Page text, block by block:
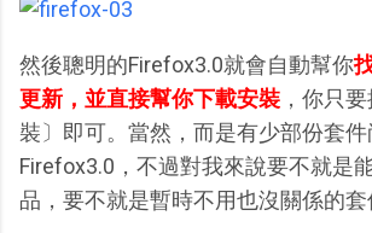
然後聰明的Firefox3.0就會自動幫你
更新，並直接幫你下載安裝 ，你只
裝〕即可。當然，而是有少部份套
Firefox3.0，不過對我來說要不就是
品，要不就是暫時不用也沒關係的套